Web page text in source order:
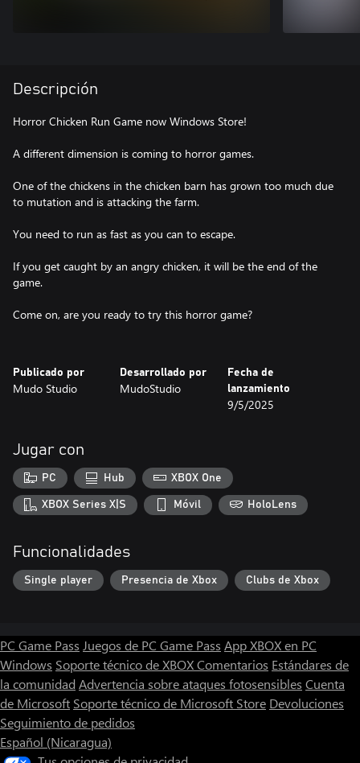
Descripción
Horror Chicken Run Game now Windows Store!
A different dimension is coming to horror games.
One of the chickens in the chicken barn has grown too much due
to mutation and is attacking the farm.
You need to run as fast as you can to escape.
If you get caught by an angry chicken, it will be the end of the
game.
Come on, are you ready to try this horror game?
Publicado por
Mudo Studio
Desarrollado por
MudoStudio
Fecha de
lanzamiento
9/5/2025
Jugar con
PC Hub XBOX One
XBOX Series X|S Móvil HoloLens
Funcionalidades
Single player Presencia de Xbox Clubs de Xbox
PC Game Pass Juegos de PC Game Pass App XBOX en PC
Windows Soporte técnico de XBOXComentarios Estándares de
la comunidad Advertencia sobre ataques fotosensibles Cuenta
de Microsoft Soporte técnico de Microsoft Store Devoluciones
Seguimiento de pedidos
Español (Nicaragua)